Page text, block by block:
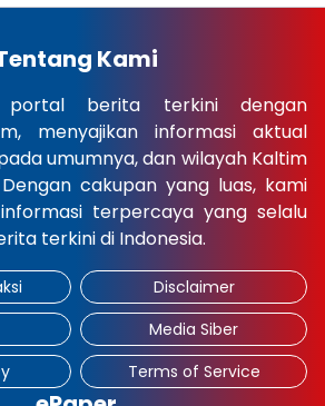
Kami
portal berita terkini dengan
menyajikan informasi aktual
umumnya, dan wilayah Kaltim
cakupan yang luas, kami
terpercaya yang selalu
terkini di Indonesia.
Disclaimer
Media Siber
Terms of Service